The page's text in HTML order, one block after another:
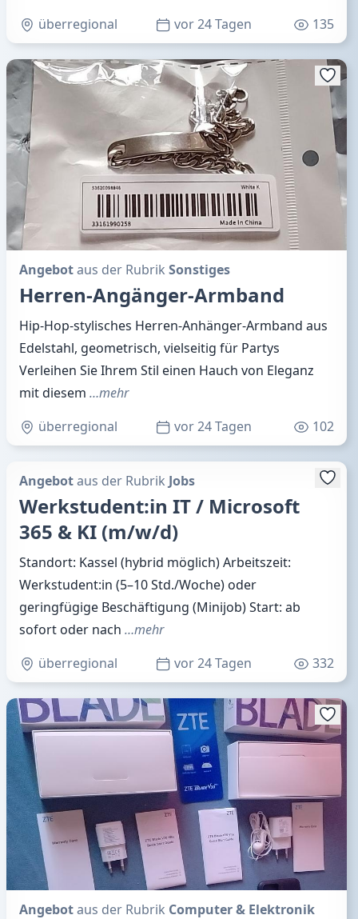
überregional
vor 24 Tagen 135
Angebotaus der Rubrik Sonstiges
Herren-Angänger-Armband
Hip-Hop-stylisches Herren-Anhänger-Armband aus
Edelstahl, geometrisch, vielseitig für Partys
Verleihen Sie Ihrem Stil einen Hauch von Eleganz
mit diesem …mehr
überregional
vor 24 Tagen 102
Angebotaus der Rubrik Jobs
Werkstudent:in IT / Microsoft
365 & KI (m/w/d)
Standort: Kassel (hybrid möglich) Arbeitszeit:
Werkstudent:in (5–10 Std./Woche) oder
geringfügige Beschäftigung (Minijob) Start: ab
sofort oder nach …mehr
überregional
vor 24 Tagen 332
Angebotaus der Rubrik Computer & Elektronik